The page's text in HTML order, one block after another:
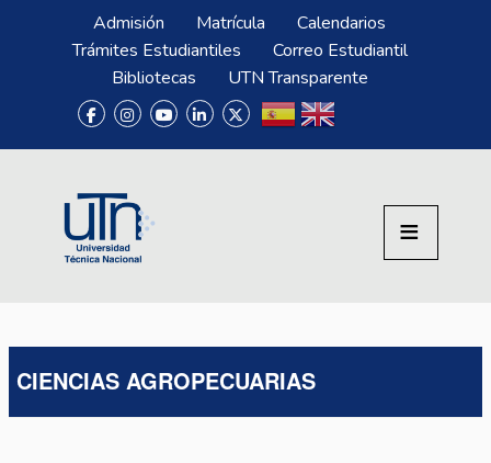
Pasar al contenido principal
Menú SuperiorAdmisión Matrícula
Calendarios
Trámites Estudiantiles
Correo Estudiantil
Bibliotecas
UTN Transparente
CIENCIAS AGROPECUARIAS